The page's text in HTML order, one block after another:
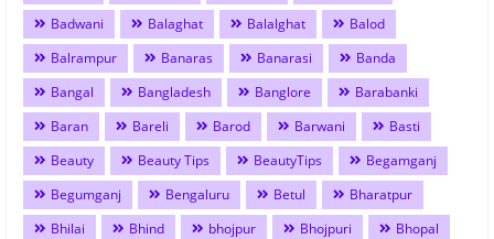
Badwani
Balaghat Balalghat
Balod
Balrampur
Banaras Banarasi
Banda
Bangal
Bangladesh Banglore
Barabanki
Baran
Bareli Barod Barwani
Basti
Beauty
Beauty Tips BeautyTips
Begamganj
Begumganj
Bengaluru Betul
Bharatpur
Bhilai
Bhind bhojpur Bhojpuri
Bhopal